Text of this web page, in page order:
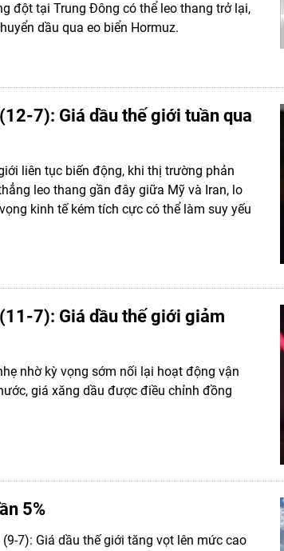
đột tại Trung Đông có thể leo thang trở lại,
dầu qua eo biển Hormuz.
7): Giá dầu thế giới tuần qua
liên tục biến động, khi thị trường phản
leo thang gần đây giữa Mỹ và Iran, lo
kinh tế kém tích cực có thể làm suy yếu
7): Giá dầu thế giới giảm
nhờ kỳ vọng sớm nối lại hoạt động vận
giá xăng dầu được điều chỉnh đồng
5%
7): Giá dầu thế giới tăng vọt lên mức cao